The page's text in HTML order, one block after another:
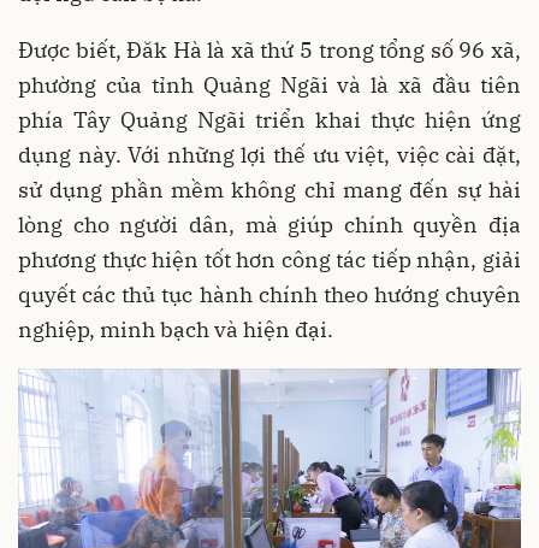
Được biết, Đăk Hà là xã thứ 5 trong tổng số 96 xã,
phường của tỉnh Quảng Ngãi và là xã đầu tiên
phía Tây Quảng Ngãi triển khai thực hiện ứng
dụng này. Với những lợi thế ưu việt, việc cài đặt,
sử dụng phần mềm không chỉ mang đến sự hài
lòng cho người dân, mà giúp chính quyền địa
phương thực hiện tốt hơn công tác tiếp nhận, giải
quyết các thủ tục hành chính theo hướng chuyên
nghiệp, minh bạch và hiện đại.